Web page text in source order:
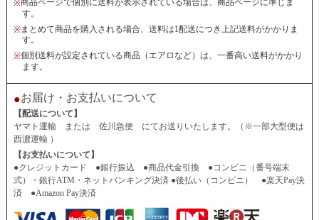
※商品ページで個別に送料が表示されている場合は、商品ページに準じま
す。
※まとめて商品を購入される場合、送料は1配送につき上記送料がかかりま
す。
※個別送料が設定されている商品（エアロなど）は、一番高い送料がかかり
ます。
●お届け・お支払いについて
【配送について】
ヤマト運輸 または 佐川急便 にてお送りいたします。（※一部大型便は
西濃運輸 ）
【お支払いについて】
●クレジットカード ●銀行振込 ●商品代金引換 ●コンビニ（番号端末
式）・銀行ATM・ネットバンキング決済 ●後払い（コンビニ） ●楽天Pay決
済 ●Amazon Pay決済